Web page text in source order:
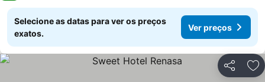
Selecione as datas para ver os preços
exatos.
Ver preços
Partilhar